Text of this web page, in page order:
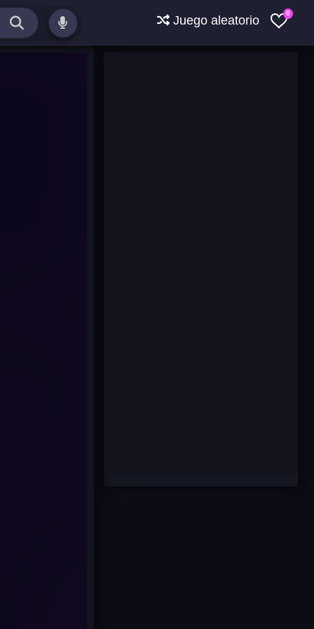
0
Juego aleatorio